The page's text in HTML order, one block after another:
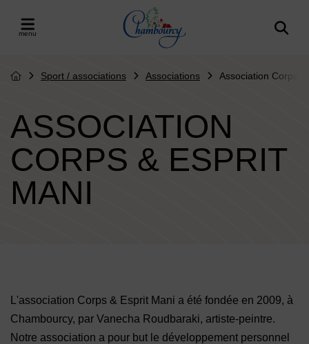
Retour à l'accueil
le menu
Page d'accueil du site
Sport / associations Associations Association Corps
ASSOCIATION
CORPS & ESPRIT
MANI
Contenu de la fiche d'annuaire
L'association Corps & Esprit Mani a été fondée en 2009, à
Chambourcy, par Vanecha Roudbaraki, artiste-peintre.
Notre association a pour but le développement personnel